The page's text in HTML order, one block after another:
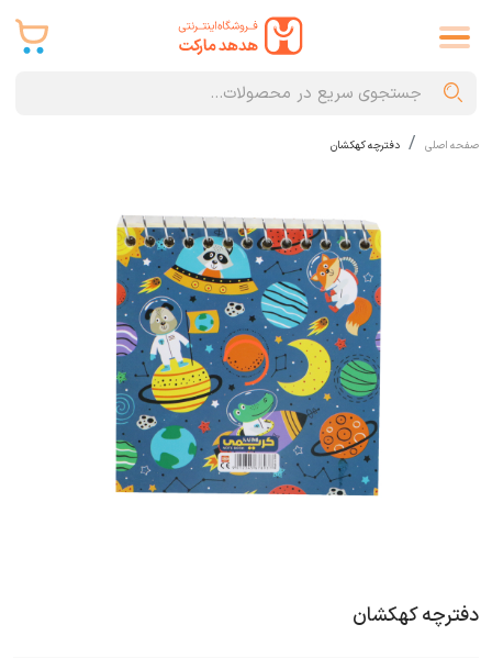
صفحه اصلی دفترچه کهکشان
دفترچه کهکشان